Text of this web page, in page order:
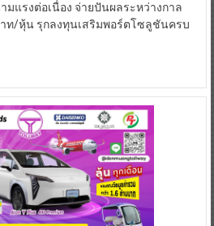
มแรงต่อเนื่อง จ่ายปันผลระหว่างกาล
าท/หุ้น รุกลงทุนเสริมพอร์ตโซลูชันครบ